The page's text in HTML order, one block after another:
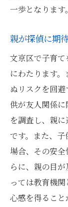
一歩となります。
親が探偵に期
文京区で子育
にわたります
ぬリスクを回
供が友人関係
を調査し、親
です。また、
場合、その安
らに、親の目
っては教育機
心感を得るこ